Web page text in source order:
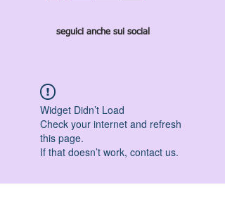
seguici anche sui social
Widget Didn’t Load
Check your internet and refresh
this page.
If that doesn’t work, contact us.